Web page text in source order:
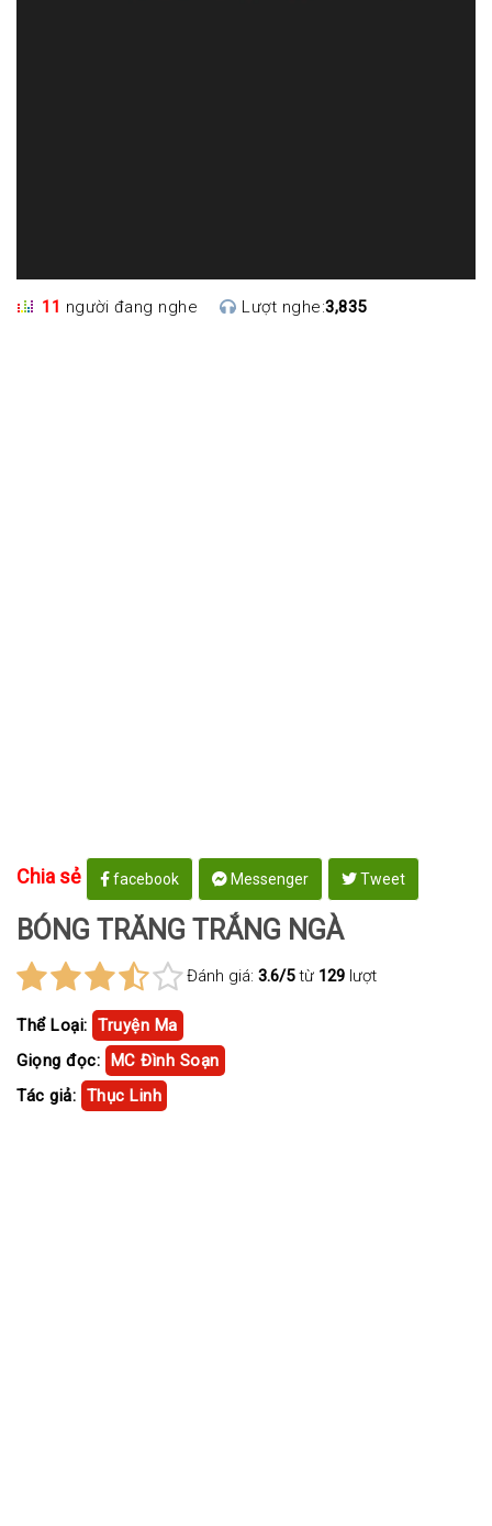
11 người đang nghe Lượt nghe:3,835
Chia sẻ facebook Messenger Tweet
BÓNG TRĂNG TRẮNG NGÀ
Đánh giá: 3.6/5từ 129 lượt
Thể Loại: Truyện Ma
Giọng đọc: MC Đình Soạn
Tác giả: Thục Linh